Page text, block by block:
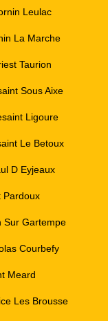
Leulac
La Marche
Taurion
Sous Aixe
Ligoure
Le Betoux
D Eyjeaux
Pardoux
Sur Gartempe
Courbefy
Meard
Les Brousse